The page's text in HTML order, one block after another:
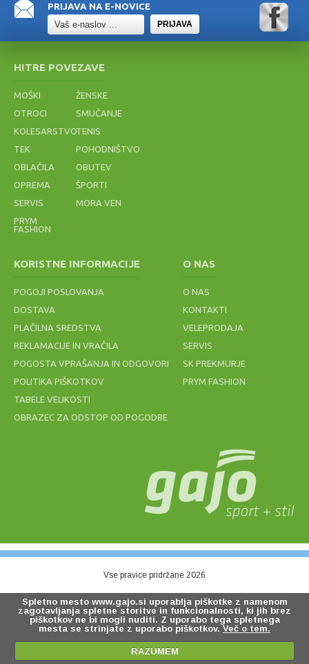
PRIJAVA NA E-NOVICE
PRIJAVA
HITRE POVEZAVE
MOŠKI
ŽENSKE
OTROCI
SMUČANJE
KOLESARSTVOTENIS
TEK
POHODNIŠTVO
OBLAČILA
OBUTEV
OPREMA
ŠPORTI
SERVIS
MORA VEN
PRYM
FASHION
KORISTNE INFORMACIJE
POGOJI POSLOVANJA
DOSTAVA
PLAČILNA SREDSTVA
REKLAMACIJE IN VRAČILA
POGOSTA VPRAŠANJA IN ODGOVORI
POLITIKA PIŠKOTKOV
TABELE VELIKOSTI
OBRAZEC ZA ODSTOP OD POGODBE
O NAS
O NAS
KONTAKTI
VELEPRODAJA
SERVIS
SK PREKMURJE
PRYM FASHION
Vse pravice pridržane 2026
Spletno mesto www.gajo.si uporablja piškotke z namenom
zagotavljanja spletne storitve in funkcionalnosti, ki jih brez
piškotkov ne bi mogli nuditi. Z uporabo tega spletnega
mesta se strinjate z uporabo piškotkov. Več o tem.
RAZUMEM